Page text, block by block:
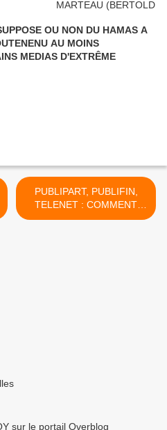
OU NON DU HAMAS A
AU MOINS
PUBLIPART, PUBLIFIN,
TELENET : COMMENT
METTRE FIN A LA
sur le portail Overblog